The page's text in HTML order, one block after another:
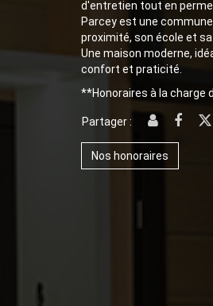
d'entretien tout en
Parcey est une
proximité, son école et
Une maison moderne,
confort et praticité.
**Honoraires à la charge
Partager :
Nos honoraires